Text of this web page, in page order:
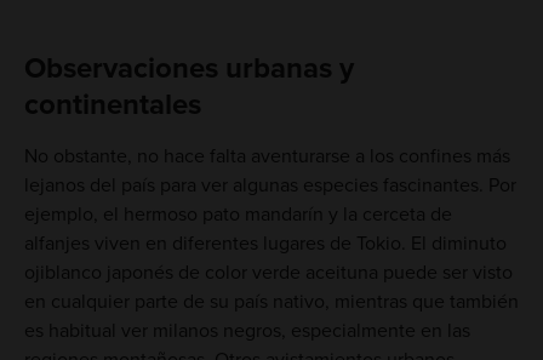
Observaciones urbanas y
continentales
No obstante, no hace falta aventurarse a los confines más
lejanos del país para ver algunas especies fascinantes. Por
ejemplo, el hermoso pato mandarín y la cerceta de
alfanjes viven en diferentes lugares de Tokio. El diminuto
ojiblanco japonés de color verde aceituna puede ser visto
en cualquier parte de su país nativo, mientras que también
es habitual ver milanos negros, especialmente en las